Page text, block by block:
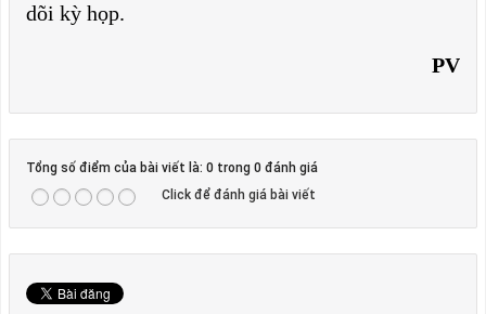
dõi kỳ họp.
PV
Tổng số điểm của bài viết là: 0 trong 0 đánh giá
Click để đánh giá bài viết